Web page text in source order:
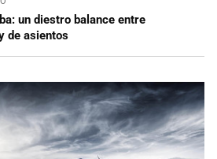
un diestro balance entre
de asientos